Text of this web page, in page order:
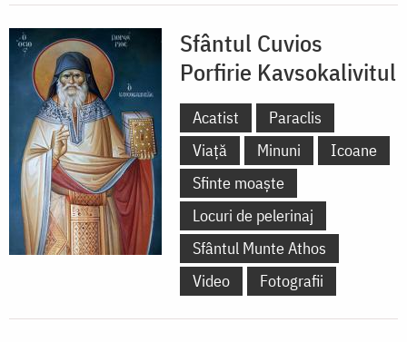
Sfântul Cuvios
Porfirie Kavsokalivitul
Acatist
Paraclis
Viață
Minuni
Icoane
Sfinte moaște
Locuri de pelerinaj
Sfântul Munte Athos
Video
Fotografii